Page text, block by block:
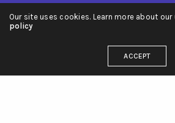
Our site uses cookies. Learn more about
policy
ACCEPT